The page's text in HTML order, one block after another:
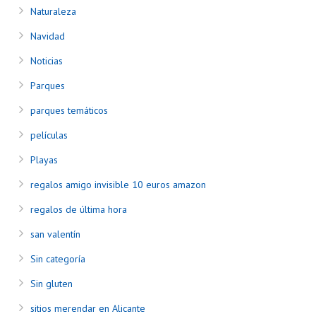
Naturaleza
Navidad
Noticias
Parques
parques temáticos
películas
Playas
regalos amigo invisible 10 euros amazon
regalos de última hora
san valentín
Sin categoría
Sin gluten
sitios merendar en Alicante